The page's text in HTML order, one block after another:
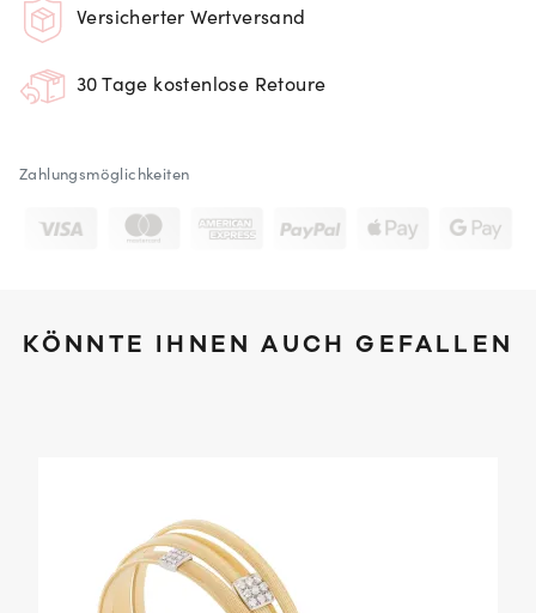
Versicherter Wertversand
30 Tage kostenlose Retoure
Zahlungsmöglichkeiten
KÖNNTE IHNEN AUCH GEFALLEN